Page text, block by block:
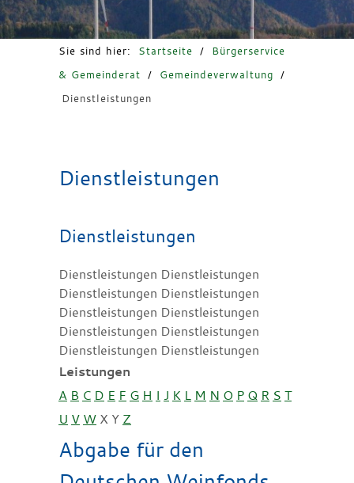
Sie sind hier: Startseite /
Bürgerservice
& Gemeinderat
/ Gemeindeverwaltung
/
Dienstleistungen
Dienstleistungen
Dienstleistungen
Dienstleistungen Dienstleistungen
Dienstleistungen Dienstleistungen
Dienstleistungen Dienstleistungen
Dienstleistungen Dienstleistungen
Dienstleistungen Dienstleistungen
Leistungen
A B C D E F G H I J K L M N O P Q R S T
U V W X Y Z
Abgabe für den